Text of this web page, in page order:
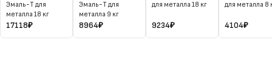
Эмаль-Т для
металла 18 кг
17118₽
Эмаль-Т для
металла 9 кг
8964₽
для металла 18 кг
9234₽
для металла 8
4104₽